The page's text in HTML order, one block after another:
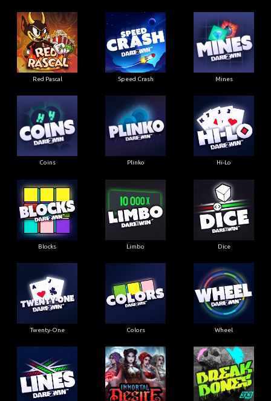
Red Pascal Speed Crash Mines
Coins Plinko Hi-Lo
Blocks Limbo Dice
Twenty-One Colors Wheel